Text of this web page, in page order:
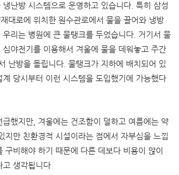
난방 시스템으로 운영하고 있습니다. 특히 삼성
대로에 위치한 원수관로에서 물을 끌어와 냉방
리는 병원에 큰 물탱크를 두었습니다. 거기서 물
야전기를 이용해서 겨울에 물을 데워놓고 주간
난방을 돌립니다. 물탱크가 지하에 배치되어 있
당시부터 이런 시스템을 도입했기에 가능했다
급했지만, 겨울에는 건조함이 덜하고 여름에는 약
지만 친환경적 시설이라는 점에서 자부심을 느낍
구비해야 하기 때문에 다른 데보다 비용이 많이
고 생각됩니다